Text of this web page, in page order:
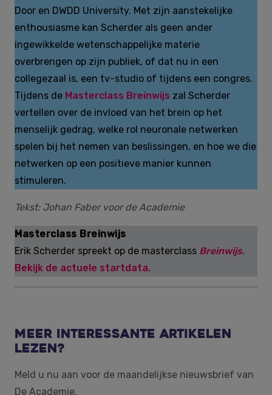
Door en DWDD University. Met zijn aanstekelijke
enthousiasme kan Scherder als geen ander
ingewikkelde wetenschappelijke materie
overbrengen op zijn publiek, of dat nu in een
collegezaal is, een tv-studio of tijdens een congres.
Tijdens de Masterclass Breinwijs zal Scherder
vertellen over de invloed van het brein op het
menselijk gedrag, welke rol neuronale netwerken
spelen bij het nemen van beslissingen, en hoe we die
netwerken op een positieve manier kunnen
stimuleren.
Tekst: Johan Faber voor de Academie
Masterclass Breinwijs
Erik Scherder spreekt op de masterclass Breinwijs.
Bekijk de actuele startdata.
Meer interessante artikelen
lezen?
Meld u nu aan voor de maandelijkse nieuwsbrief van
De Academie.